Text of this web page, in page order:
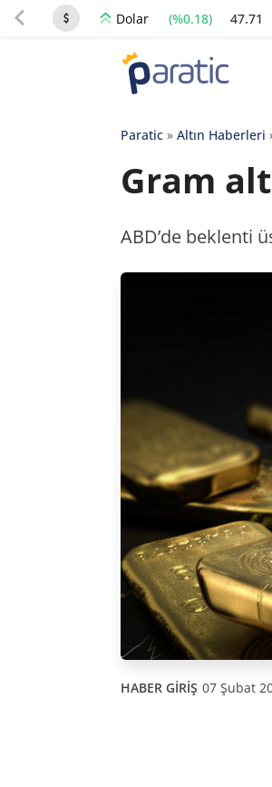
Dolar (%0.18) 47.71
Paratic» Altın Haberleri
Gram
ABD’de beklenti
HABER GİRİŞ 07 Şubat